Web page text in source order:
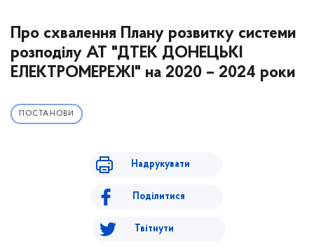
Про схвалення Плану розвитку системи
розподілу АТ "ДТЕК ДОНЕЦЬКІ
ЕЛЕКТРОМЕРЕЖІ" на 2020 – 2024 роки
ПОСТАНОВИ
Надрукувати
Поділитися
Твітнути